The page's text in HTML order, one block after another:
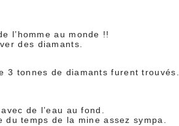
l’homme au monde !!
des diamants.
3 tonnes de diamants furent trouvés.
de l’eau au fond.
temps de la mine assez sympa.